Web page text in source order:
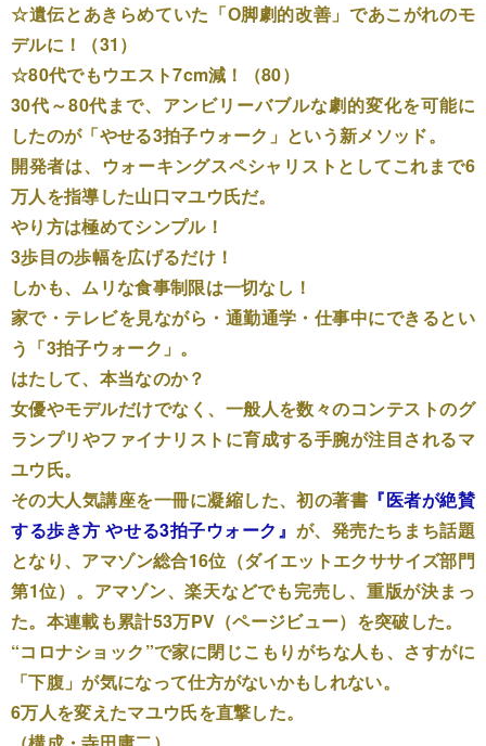
☆遺伝とあきらめていた「О脚劇的改善」であこがれのモ
デルに！（31）
☆80代でもウエスト7cm減！（80）
30代～80代まで、アンビリーバブルな劇的変化を可能に
したのが「やせる3拍子ウォーク」という新メソッド。
開発者は、ウォーキングスペシャリストとしてこれまで6
万人を指導した山口マユウ氏だ。
やり方は極めてシンプル！
3歩目の歩幅を広げるだけ！
しかも、ムリな食事制限は一切なし！
家で・テレビを見ながら・通勤通学・仕事中にできるとい
う「3拍子ウォーク」。
はたして、本当なのか？
女優やモデルだけでなく、一般人を数々のコンテストのグ
ランプリやファイナリストに育成する手腕が注目されるマ
ユウ氏。
その大人気講座を一冊に凝縮した、初の著書 『医者が絶賛
する歩き方 やせる3拍子ウォーク』 が、発売たちまち話題
となり、アマゾン総合16位（ダイエットエクササイズ部門
第1位）。アマゾン、楽天などでも完売し、重版が決まっ
た。本連載も累計53万PV（ページビュー）を突破した。
“コロナショック”で家に閉じこもりがちな人も、さすがに
「下腹」が気になって仕方がないかもしれない。
6万人を変えたマユウ氏を直撃した。